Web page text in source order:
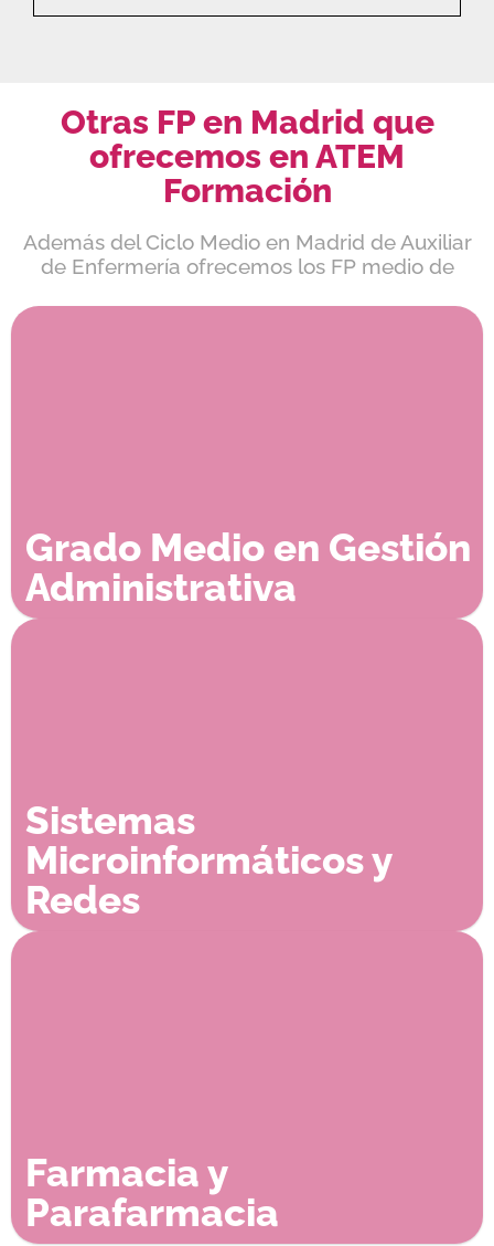
Otras FP en Madrid que
ofrecemos en ATEM
Formación
Además del Ciclo Medio en Madrid de Auxiliar
de Enfermería ofrecemos los FP medio de
Grado Medio en Gestión
Administrativa
Sistemas
Microinformáticos y
Redes
Farmacia y
Parafarmacia